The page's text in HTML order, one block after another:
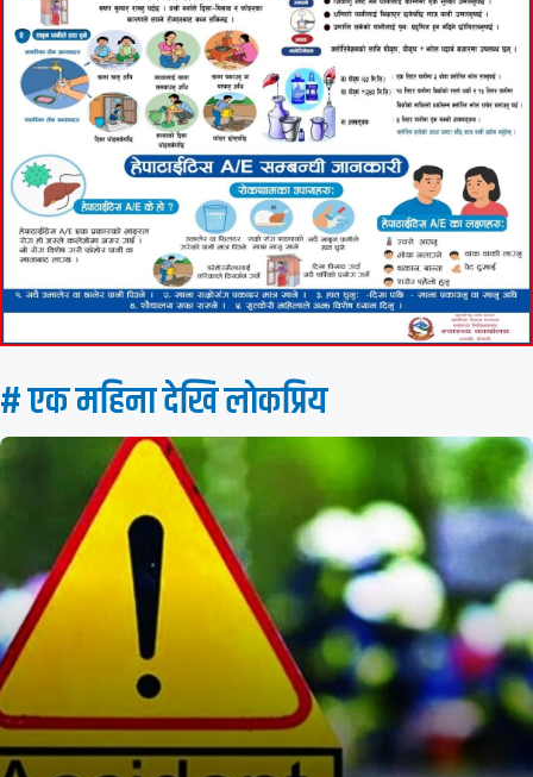
# एक महिना देखि लाेकप्रिय